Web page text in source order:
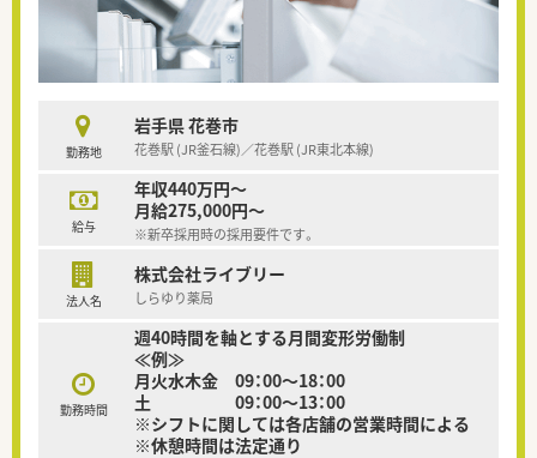
勤務地
岩手県 花巻市
花巻駅 (JR釜石線)／花巻駅 (JR東北本線)
給与
年収440万円～
月給275,000円～
※新卒採用時の採用要件です。
法人名
株式会社ライブリー
しらゆり薬局
勤務時間
週40時間を軸とする月間変形労働制
≪例≫
月火水木金 09：00～18：00
土 09：00～13：00
※シフトに関しては各店舗の営業時間による
※休憩時間は法定通り